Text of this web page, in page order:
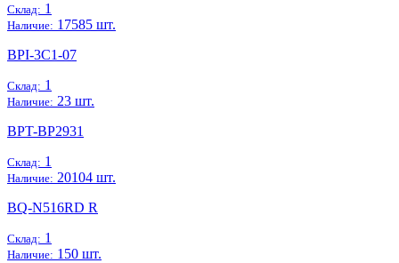
Склад: 1
Наличие: 17585 шт.
BPI-3C1-07
Склад: 1
Наличие: 23 шт.
BPT-BP2931
Склад: 1
Наличие: 20104 шт.
BQ-N516RD R
Склад: 1
Наличие: 150 шт.